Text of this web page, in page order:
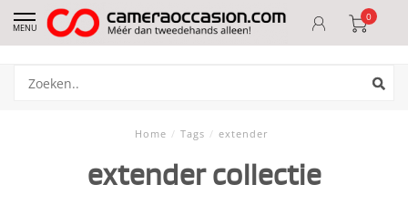
MENU
0
Home / Tags / extender
extender collectie